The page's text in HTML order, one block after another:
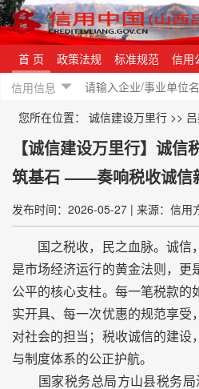
首 页 政策法规 标准规范 信用
信用信息
您所在位置： 诚信建设万里行 >>
【诚信建设万里行】诚
筑基石 ——奏响税收诚信
发布时间：2026-05-27 | 来源：信用
国之税收，民之血脉。诚信，
是市场经济运行的黄金法则，更
公平的核心支柱。每一笔税款的
实开具、每一次优惠的规范享受
对社会的担当；税收诚信的建设
与制度体系的公正护航。
国家税务总局方山县税务局